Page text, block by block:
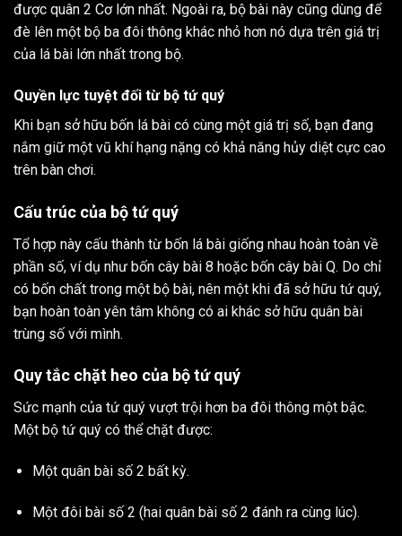
được quân 2 Cơ lớn nhất. Ngoài ra, bộ bài này cũng dùng để
đè lên một bộ ba đôi thông khác nhỏ hơn nó dựa trên giá trị
của lá bài lớn nhất trong bộ.
Quyền lực tuyệt đối từ bộ tứ quý
Khi bạn sở hữu bốn lá bài có cùng một giá trị số, bạn đang
nắm giữ một vũ khí hạng nặng có khả năng hủy diệt cực cao
trên bàn chơi.
Cấu trúc của bộ tứ quý
Tổ hợp này cấu thành từ bốn lá bài giống nhau hoàn toàn về
phần số, ví dụ như bốn cây bài 8 hoặc bốn cây bài Q. Do chỉ
có bốn chất trong một bộ bài, nên một khi đã sở hữu tứ quý,
bạn hoàn toàn yên tâm không có ai khác sở hữu quân bài
trùng số với mình.
Quy tắc chặt heo của bộ tứ quý
Sức mạnh của tứ quý vượt trội hơn ba đôi thông một bậc.
Một bộ tứ quý có thể chặt được:
Một quân bài số 2 bất kỳ.
Một đôi bài số 2 (hai quân bài số 2 đánh ra cùng lúc).